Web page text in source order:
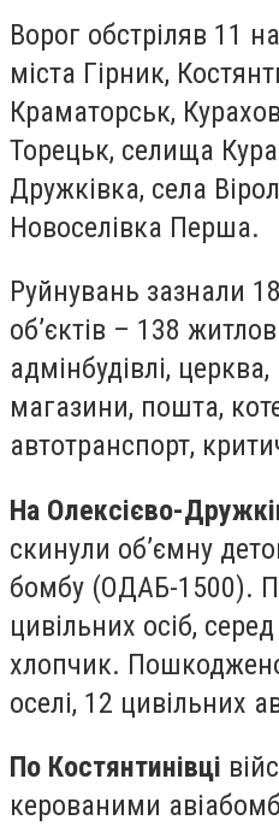
Ворог обстріляв 11
міста Гірник,
Краматорськ,
Торецьк, селища
Дружківка, села
Новоселівка Перша.
Руйнувань зазнали
об’єктів – 138
адмінбудівлі,
магазини, пошта,
автотранспорт,
На Олексієво-
скинули об’ємну
бомбу (ОДАБ-1500).
цивільних осіб,
хлопчик.
оселі, 12 цивільних
По Костянтинівці
керованими